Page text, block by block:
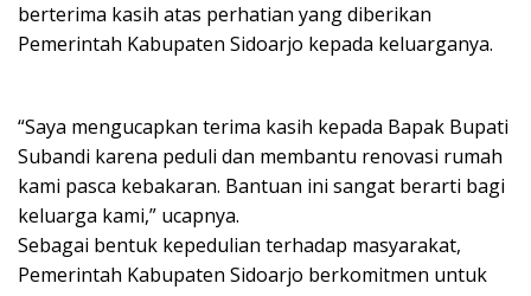
berterima kasih atas perhatian yang diberikan
Pemerintah Kabupaten Sidoarjo kepada keluarganya.
“Saya mengucapkan terima kasih kepada Bapak Bupati
Subandi karena peduli dan membantu renovasi rumah
kami pasca kebakaran. Bantuan ini sangat berarti bagi
keluarga kami,” ucapnya.
Sebagai bentuk kepedulian terhadap masyarakat,
Pemerintah Kabupaten Sidoarjo berkomitmen untuk